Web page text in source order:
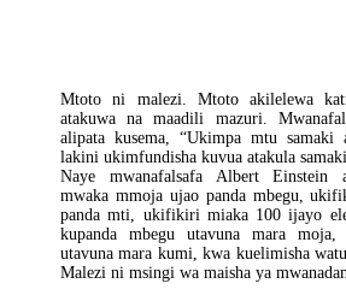
Mtoto ni malezi. Mtoto akilelewa
atakuwa na maadili mazuri.
alipata kusema, “Ukimpa mtu samaki
lakini ukimfundisha kuvua atakula
Naye mwanafalsafa Albert Einstein
mwaka mmoja ujao panda mbegu,
panda mti, ukifikiri miaka 100 ijayo
kupanda mbegu utavuna mara
utavuna mara kumi, kwa kuelimisha
Malezi ni msingi wa maisha ya